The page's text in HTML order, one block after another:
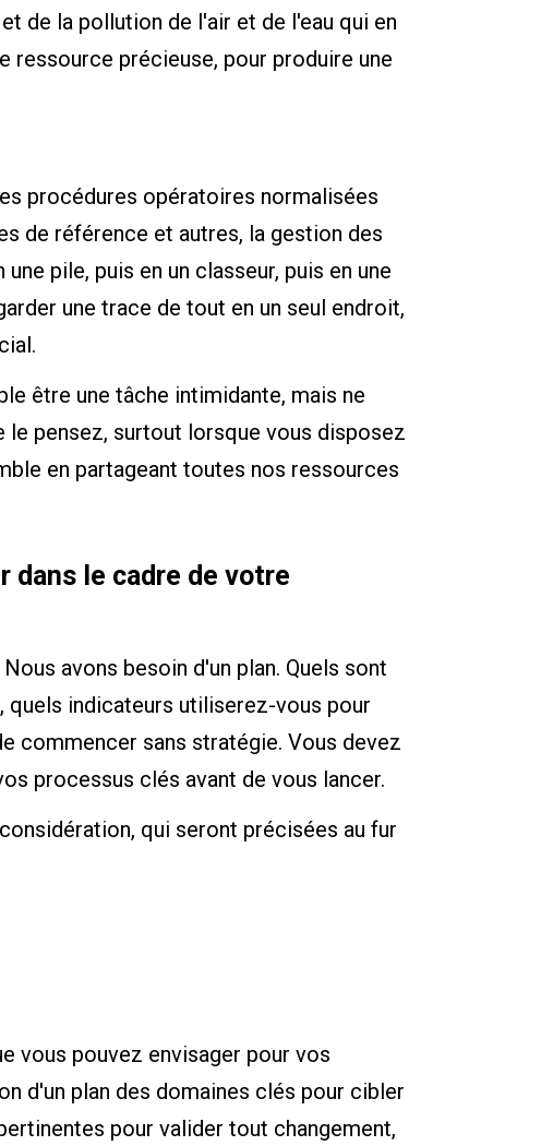
de la pollution de l'air et de l'eau qui en
ressource précieuse, pour produire une
procédures opératoires normalisées
de référence et autres, la gestion des
pile, puis en un classeur, puis en une
une trace de tout en un seul endroit,
être une tâche intimidante, mais ne
pensez, surtout lorsque vous disposez
en partageant toutes nos ressources
dans le cadre de votre
avons besoin d'un plan. Quels sont
quels indicateurs utiliserez-vous pour
commencer sans stratégie. Vous devez
processus clés avant de vous lancer.
qui seront précisées au fur
vous pouvez envisager pour vos
d'un plan des domaines clés pour cibler
pour valider tout changement,